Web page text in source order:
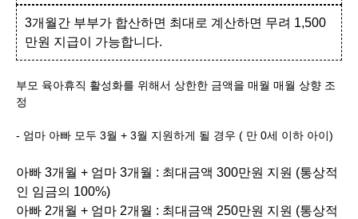
3개월간 부부가 합산하면 최대로 계산하면 무려 1,500
만원 지급이 가능합니다.
부모 육아휴직 활성화를 위해서 상한한 금액을 매월 매월 상향 조
정
- 엄마 아빠 모두 3월 + 3월 지원하게 될 경우 ( 만 0세 이하 아이)
아빠 3개월 + 엄마 3개월 : 최대금액 300만원 지원 (통상적
인 임금의 100%)
아빠 2개월 + 엄마 2개월 : 최대금액 250만원 지원 (통상적